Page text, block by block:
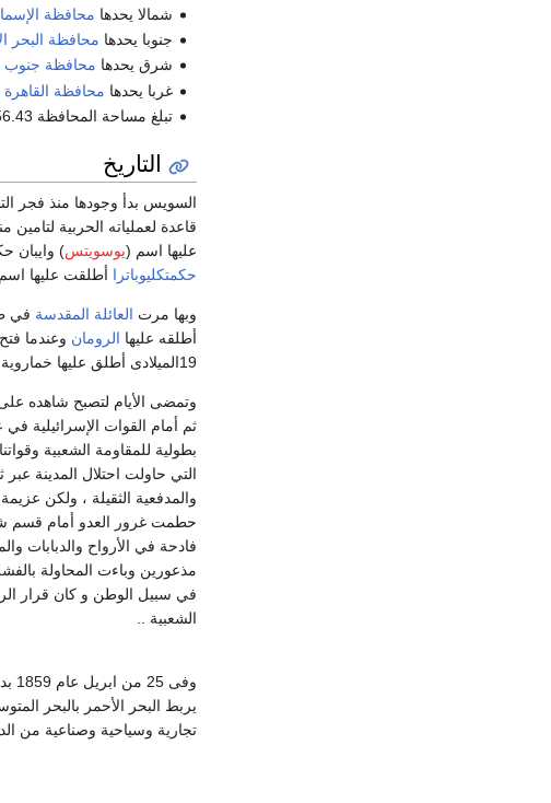
شمالا يحدها محافظة
جنوبا يحدها محافظة البحر
شرق يحدها محافظة جنوب
غربا يحدها محافظة القاهرة
تبلغ مساحة المحافظة 10,056.43 ميل
التاريخ
السويس بدأ وجودها منذ فجر
قاعدة لعملياته الحربية لتامين
عليها اسم (يوسويتس) وايبان
حكمتكليوباترا أطلقت عليها
وبها مرت العائلة المقدسة في
أطلقه عليها الرومان وعندما
19الميلادى أطلق عليها خماروية بن احمد بن طولون اسم "السويس"، منها خرجت الحملات ضد الصليبين.
بطولية للمقاومة الشعبية
التي حاولت احتلال المدينة
والمدفعية الثقيلة ، ولكن
حطمت غرور العدو أمام قسم
الشعبية ..
تجارية وسياحية وصناعية من